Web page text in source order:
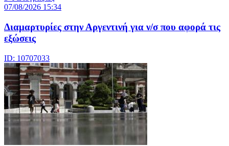
07/08/2026 15:34
Διαμαρτυρίες στην Αργεντινή για ν/σ που αφορά τις
εξώσεις
ID: 10707033